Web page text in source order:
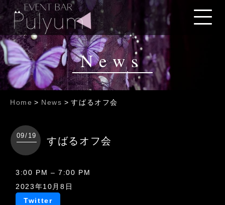
News
Home > News > すばるオフ会
09/19 すばるオフ会
す
ば
3:00 PM –7:00 PM
2023年10月8日
Twitter